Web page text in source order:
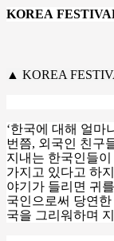
KOREA
▲ KOREA
‘한국에 대해 얼마
번쯤, 외국인 친구
지내는 한국인들
가지고 있다고 하
야기가 들리면 귀
국인으로써 당연
국을 그리워하며